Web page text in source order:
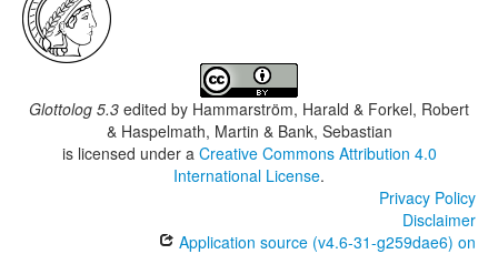
Glottolog 5.3 edited by Hammarström, Harald & Forkel, Robert
& Haspelmath, Martin & Bank, Sebastian
is licensed under a Creative Commons Attribution 4.0
International License.
Privacy Policy
Disclaimer
Application source (v4.6-31-g259dae6) on